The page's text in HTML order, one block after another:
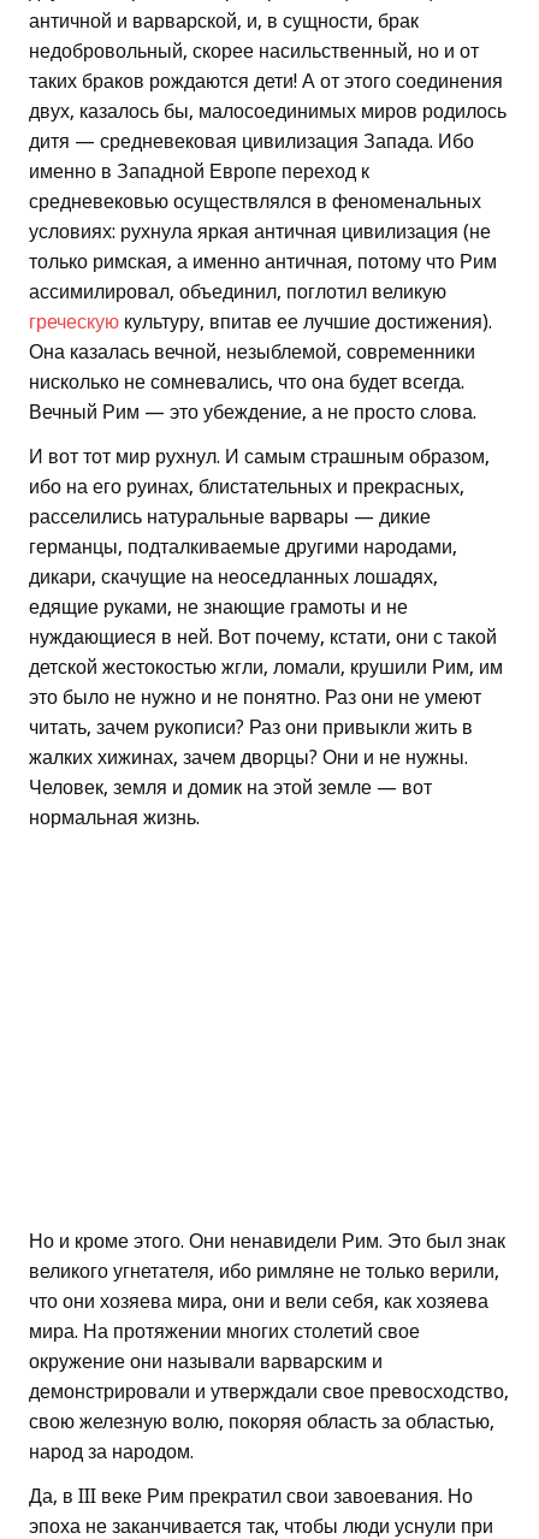
античной и варварской, и, в сущности, брак
недобровольный, скорее насильственный, но и от
таких браков рождаются дети! А от этого соединения
двух, казалось бы, малосоединимых миров родилось
дитя — средневековая цивилизация Запада. Ибо
именно в Западной Европе переход к
средневековью осуществлялся в феноменальных
условиях: рухнула яркая античная цивилизация (не
только римская, а именно античная, потому что Рим
ассимилировал, объединил, поглотил великую
греческую культуру, впитав ее лучшие достижения).
Она казалась вечной, незыблемой, современники
нисколько не сомневались, что она будет всегда.
Вечный Рим — это убеждение, а не просто слова.
И вот тот мир рухнул. И самым страшным образом,
ибо на его руинах, блистательных и прекрасных,
расселились натуральные варвары — дикие
германцы, подталкиваемые другими народами,
дикари, скачущие на неоседланных лошадях,
едящие руками, не знающие грамоты и не
нуждающиеся в ней. Вот почему, кстати, они с такой
детской жестокостью жгли, ломали, крушили Рим, им
это было не нужно и не понятно. Раз они не умеют
читать, зачем рукописи? Раз они привыкли жить в
жалких хижинах, зачем дворцы? Они и не нужны.
Человек, земля и домик на этой земле — вот
нормальная жизнь.
Но и кроме этого. Они ненавидели Рим. Это был знак
великого угнетателя, ибо римляне не только верили,
что они хозяева мира, они и вели себя, как хозяева
мира. На протяжении многих столетий свое
окружение они называли варварским и
демонстрировали и утверждали свое превосходство,
свою железную волю, покоряя область за областью,
народ за народом.
Да, в III веке Рим прекратил свои завоевания. Но
эпоха не заканчивается так, чтобы люди уснули при